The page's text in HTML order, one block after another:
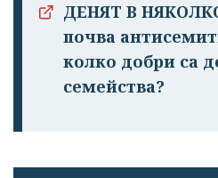
ДЕНЯТ В
почва
колко добри са
семейства?